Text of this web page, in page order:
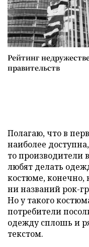
Рейтинг
правительств
Полагаю, что в
наиболее
то производители
любят делать
костюме, конечно,
ни названий рок-
Но у такого
потребители
одежду сплошь и
текстом.